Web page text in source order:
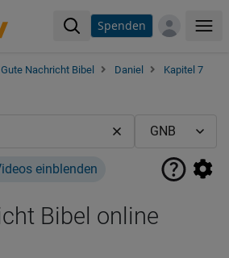
Spenden
Gute Nachricht Bibel Daniel
Kapitel 7
einblenden
Bibel online